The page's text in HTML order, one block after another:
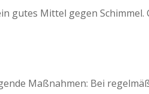
Mittel gegen
Maßnahmen: Bei